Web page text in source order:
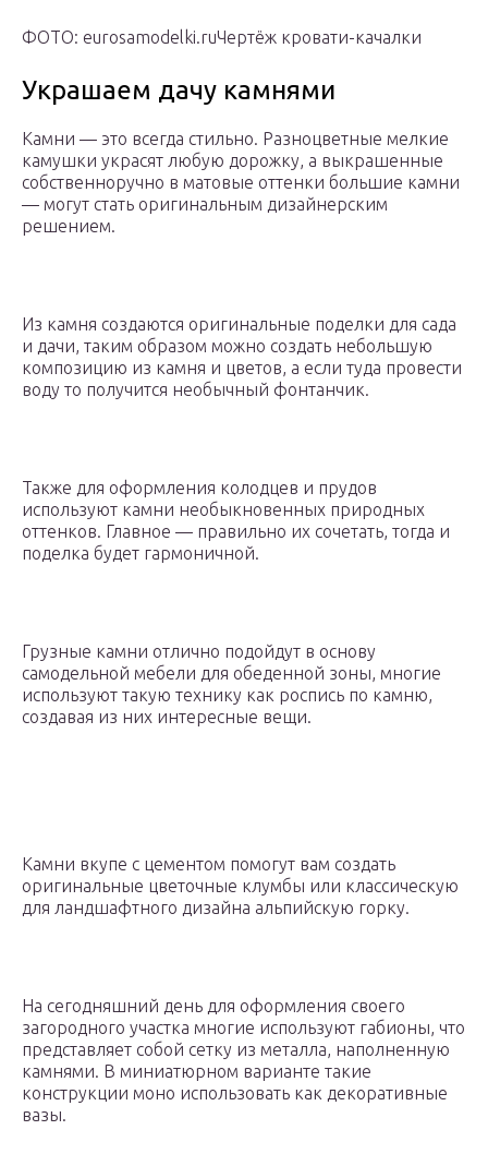
ФОТО: eurosamodelki.ruЧертёж кровати-качалки
Украшаем дачу камнями
Камни — это всегда стильно. Разноцветные мелкие
камушки украсят любую дорожку, а выкрашенные
собственноручно в матовые оттенки большие камни
— могут стать оригинальным дизайнерским
решением.
Из камня создаются оригинальные поделки для сада
и дачи, таким образом можно создать небольшую
композицию из камня и цветов, а если туда провести
воду то получится необычный фонтанчик.
Также для оформления колодцев и прудов
используют камни необыкновенных природных
оттенков. Главное — правильно их сочетать, тогда и
поделка будет гармоничной.
Грузные камни отлично подойдут в основу
самодельной мебели для обеденной зоны, многие
используют такую технику как роспись по камню,
создавая из них интересные вещи.
Камни вкупе с цементом помогут вам создать
оригинальные цветочные клумбы или классическую
для ландшафтного дизайна альпийскую горку.
На сегодняшний день для оформления своего
загородного участка многие используют габионы, что
представляет собой сетку из металла, наполненную
камнями. В миниатюрном варианте такие
конструкции моно использовать как декоративные
вазы.